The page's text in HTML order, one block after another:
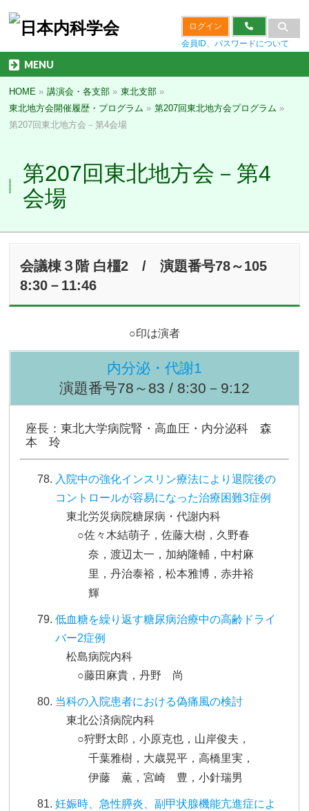
ログイン
会員ID、パスワードについて
MENU
HOME » 講演会・各支部 » 東北支部 »
東北地方会開催履歴・プログラム » 第207回東北地方会プログラム »
第207回東北地方会－第4会場
第207回東北地方会－第4
会場
会議棟３階 白橿2 / 演題番号78～105
8:30－11:46
○印は演者
内分泌・代謝1
演題番号78～83 / 8:30－9:12
座長：東北大学病院腎・高血圧・内分泌科 森
本 玲
入院中の強化インスリン療法により退院後の
コントロールが容易になった治療困難3症例
東北労災病院糖尿病・代謝内科
○佐々木結萌子，佐藤大樹，久野春
奈，渡辺太一，加納隆輔，中村麻
里，丹治泰裕，松本雅博，赤井裕
輝
低血糖を繰り返す糖尿病治療中の高齢ドライ
バー2症例
松島病院内科
○藤田麻貴，丹野 尚
当科の入院患者における偽痛風の検討
東北公済病院内科
○狩野太郎，小原克也，山岸俊夫，
千葉雅樹，大歳晃平，高橋里実，
伊藤 薫，宮崎 豊，小針瑞男
妊娠時、急性膵炎、副甲状腺機能亢進症によ